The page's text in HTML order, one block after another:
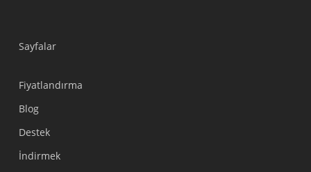
Sayfalar
Fiyatlandırma
Blog
Destek
İndirmek